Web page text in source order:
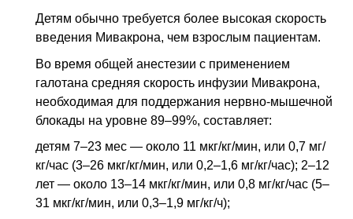
Детям обычно требуется более высокая скорость
введения Мивакрона, чем взрослым пациентам.
Во время общей анестезии с применением
галотана средняя скорость инфузии Мивакрона,
необходимая для поддержания нервно-мышечной
блокады на уровне 89–99%, составляет:
детям 7–23 мес — около 11 мкг/кг/мин, или 0,7 мг/
кг/час (3–26 мкг/кг/мин, или 0,2–1,6 мг/кг/час); 2–12
лет — около 13–14 мкг/кг/мин, или 0,8 мг/кг/час (5–
31 мкг/кг/мин, или 0,3–1,9 мг/кг/ч);